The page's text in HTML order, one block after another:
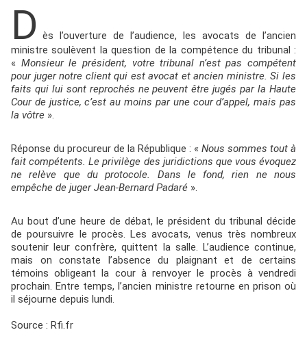
D ès l’ouverture de l’audience, les avocats de l’ancien
ministre soulèvent la question de la compétence du tribunal :
« Monsieur le président, votre tribunal n’est pas compétent
pour juger notre client qui est avocat et ancien ministre. Si les
faits qui lui sont reprochés ne peuvent être jugés par la Haute
Cour de justice, c’est au moins par une cour d’appel, mais pas
la vôtre ».
Réponse du procureur de la République : « Nous sommes tout à
fait compétents. Le privilège des juridictions que vous évoquez
ne relève que du protocole. Dans le fond, rien ne nous
empêche de juger Jean-Bernard Padaré ».
Au bout d’une heure de débat, le président du tribunal décide
de poursuivre le procès. Les avocats, venus très nombreux
soutenir leur confrère, quittent la salle. L’audience continue,
mais on constate l’absence du plaignant et de certains
témoins obligeant la cour à renvoyer le procès à vendredi
prochain. Entre temps, l’ancien ministre retourne en prison où
il séjourne depuis lundi.
Source : Rfi.fr